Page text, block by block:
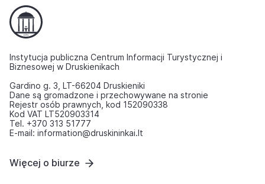
Instytucja publiczna Centrum Informacji Turystycznej i
Biznesowej w Druskienikach
Gardino g. 3, LT-66204 Druskieniki
Dane są gromadzone i przechowywane na stronie
Rejestr osób prawnych, kod 152090338
Kod VAT LT520903314
Tel. +370 313 51777
E-mail: information@druskininkai.lt
Więcej o biurze